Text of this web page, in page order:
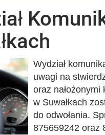
Wydział
uwagi na
oraz
w Suwałkach
do odwołania.
875659242 oraz